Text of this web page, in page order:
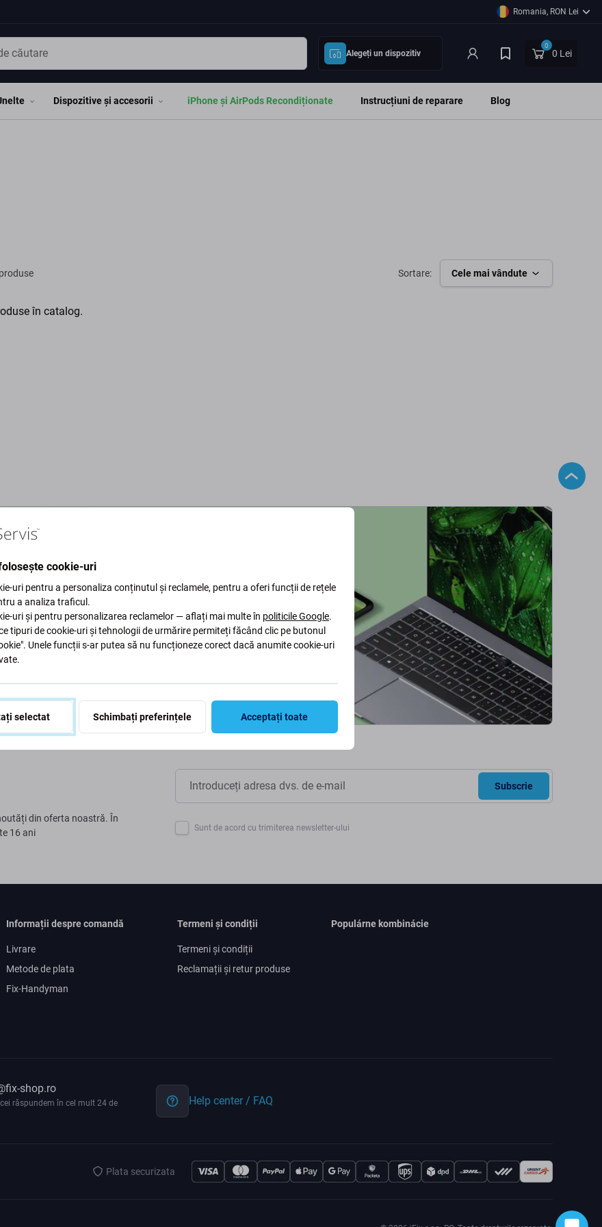
Romania, RON Lei
Alegeți un dispozitiv
0
0 Lei
Dispozitive și accesorii iPhone și AirPods Recondiționate Instrucțiuni de reparare Blog
Sortare: Cele mai vândute
în catalog.
a ne proteja planeta.
procesele pentru a ne
din oferta noastră. În
16 ani
Subscrie
Sunt de acord cu trimiterea newsletter-ului
Informații despre comandă
Livrare
Metode de plata
Fix-Handyman
Termeni și condiții
Termeni și condiții
Reclamații și retur produse
Populárne kombinácie
shop.ro
răspundem în cel mult 24 de
Help center / FAQ
Plata securizata
cookie-uri
uri pentru a personaliza conținutul și reclamele, pentru a oferi funcții de rețele
a analiza traficul.
uri și pentru personalizarea reclamelor — aflați mai multe în politicile Google.
tipuri de cookie-uri și tehnologii de urmărire permiteți făcând clic pe butonul
Unele funcții s-ar putea să nu funcționeze corect dacă anumite cookie-uri
selectat Schimbați preferințele Acceptați toate